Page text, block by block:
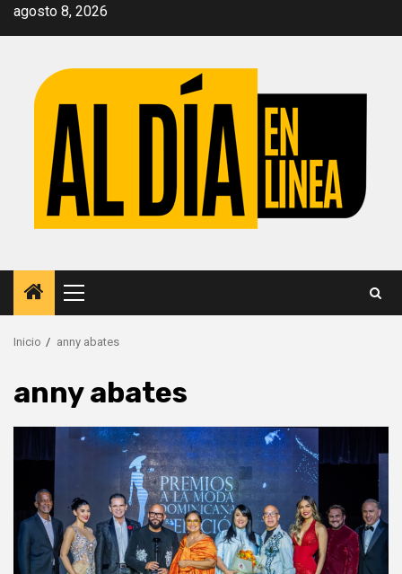
Saltar
agosto 8, 2026
Menú
principal
Inicio anny abates
anny abates